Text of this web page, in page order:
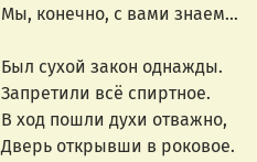
Мы, конечно, с вами знаем...
Был сухой закон однажды.
Запретили всё спиртное.
В ход пошли духи отважно,
Дверь открывши в роковое.